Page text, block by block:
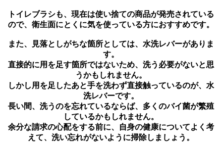
トイレブラシも、現在は使い捨ての商品が発売されている
ので、衛生面にとくに気を使っている方におすすめです。
また、見落としがちな箇所としては、水洗レバーがありま
す。
直接的に用を足す箇所ではないため、洗う必要がないと思
うかもしれません。
しかし用を足したあと手を洗わず直接触っているのが、水
洗レバーです。
長い間、洗うのを忘れているならば、多くのバイ菌が繁殖
しているかもしれません。
余分な請求の心配をする前に、自身の健康についてよく考
えて、洗い忘れがないように掃除しましょう。